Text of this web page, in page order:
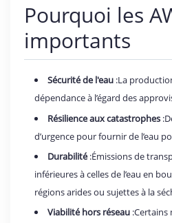
Pourquoi les
importants
Sécurité de l'eau :La
dépendance à l’égard des
Résilience aux catastrophes
d’urgence pour fournir de l’eau
Durabilité:Émissions de
inférieures à celles de l’eau en
régions arides ou sujettes à la
Viabilité hors réseau